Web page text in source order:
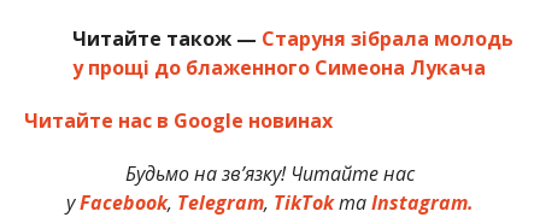
Читайте також — Старуня зібрала молодь
у прощі до блаженного Симеона Лукача
Читайте нас в Google новинах
Будьмо на зв’язку! Читайте нас
уFacebook, Telegram, TikTokтаInstagram.